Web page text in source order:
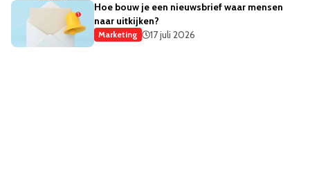
Hoe bouw je een nieuwsbrief waar mensen
naar uitkijken?
Marketing 17 juli 2026